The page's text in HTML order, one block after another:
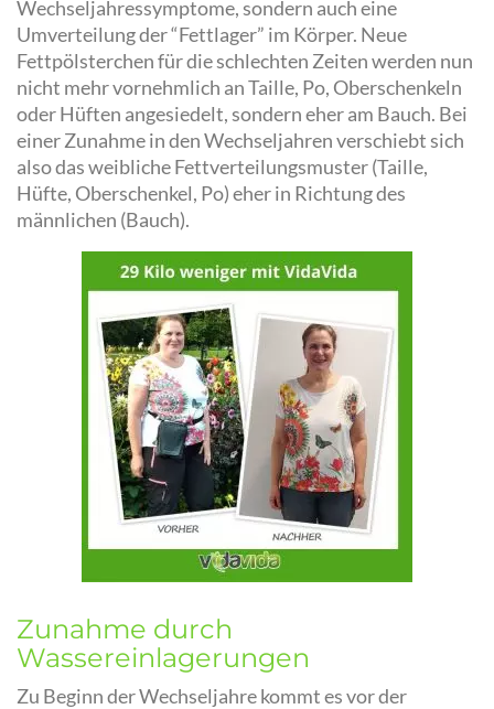
Wechseljahressymptome, sondern auch eine
Umverteilung der “Fettlager” im Körper. Neue
Fettpölsterchen für die schlechten Zeiten werden nun
nicht mehr vornehmlich an Taille, Po, Oberschenkeln
oder Hüften angesiedelt, sondern eher am Bauch. Bei
einer Zunahme in den Wechseljahren verschiebt sich
also das weibliche Fettverteilungsmuster (Taille,
Hüfte, Oberschenkel, Po) eher in Richtung des
männlichen (Bauch).
Zunahme durch
Wassereinlagerungen
Zu Beginn der Wechseljahre kommt es vor der